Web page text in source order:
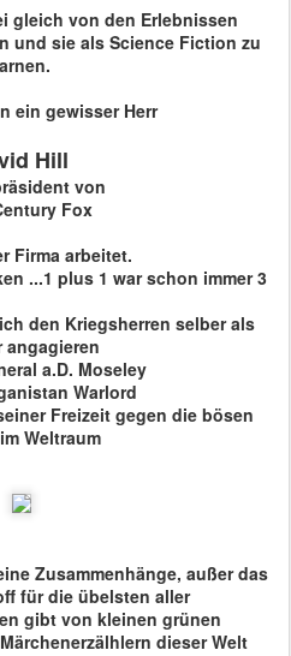
gleich von den Erlebnissen
und sie als Science Fiction zu
ein gewisser Herr
Hill
von
Fox
Firma arbeitet.
...1 plus 1 war schon immer 3
den Kriegsherren selber als
angagieren
a.D. Moseley
Warlord
Freizeit gegen die bösen
Weltraum
Zusammenhänge, außer das
für die übelsten aller
gibt von kleinen grünen
dieser Welt